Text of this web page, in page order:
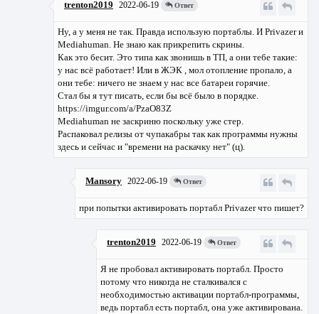
trenton2019 2022-06-19 Ответ
Ну, а у меня не так. Правда использую портаблы. И Privazer и
Mediahuman. Не знаю как прикрепить скрины.
Как это бесит. Это типа как звонишь в ТП, а они тебе такие:
у нас всё работает! Или в ЖЭК , мол отопление пропало, а
они тебе: ничего не знаем у нас все батареи горячие.
Стал бы я тут писать, если бы всё было в порядке.
https://imgur.com/a/PzaO83Z
Mediahuman не заскриню поскольку уже стер.
Распаковал релизы от чупакабры так как программы нужны
здесь и сейчас и "времени на раскачку нет" (ц).
Mansory 2022-06-19 Ответ
при попытки активировать портабл Privazer что пишет?
trenton2019 2022-06-19 Ответ
Я не пробовал активировать портабл. Просто
потому что никогда не сталкивался с
необходимостью активации портабл-программы,
ведь портабл есть портабл, она уже активирована.